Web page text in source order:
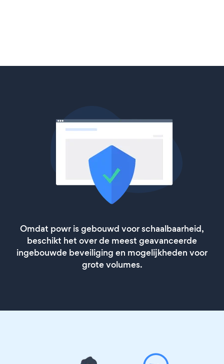
Omdat powr is gebouwd voor schaalbaarheid,
beschikt het over de meest geavanceerde
ingebouwde beveiliging en mogelijkheden voor
grote volumes.